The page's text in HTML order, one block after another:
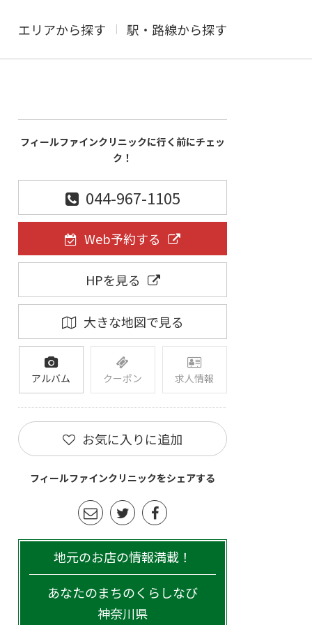
エリアから探す 駅・路線から探す
フィールファインクリニックに行く前にチェッ
ク！
044-967-1105
Web予約する
HPを見る
大きな地図で見る
アルバム クーポン 求人情報
お気に入りに追加
フィールファインクリニックをシェアする
地元のお店の情報満載！
あなたのまちのくらしなび
神奈川県